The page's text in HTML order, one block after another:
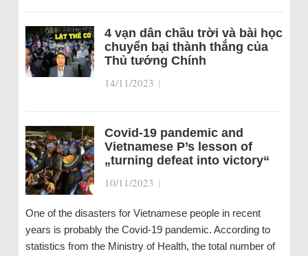
4 vạn dân chầu trời và bài học
chuyển bại thành thắng của
Thủ tướng Chính
14/11/2023 |
Covid-19 pandemic and
Vietnamese P’s lesson of
„turning defeat into victory“
10/11/2023 |
One of the disasters for Vietnamese people in recent
years is probably the Covid-19 pandemic. According to
statistics from the Ministry of Health, the total number of